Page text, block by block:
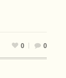
0 0